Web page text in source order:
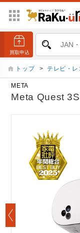
トップ > テレビ・レ
META
Meta Quest